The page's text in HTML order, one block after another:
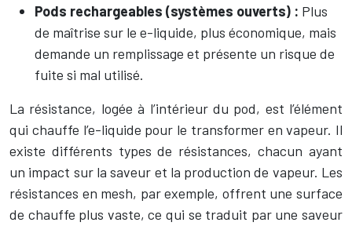
Pods rechargeables (systèmes ouverts) : Plus
de maîtrise sur le e-liquide, plus économique, mais
demande un remplissage et présente un risque de
fuite si mal utilisé.
La résistance, logée à l’intérieur du pod, est l’élément
qui chauffe l’e-liquide pour le transformer en vapeur. Il
existe différents types de résistances, chacun ayant
un impact sur la saveur et la production de vapeur. Les
résistances en mesh, par exemple, offrent une surface
de chauffe plus vaste, ce qui se traduit par une saveur